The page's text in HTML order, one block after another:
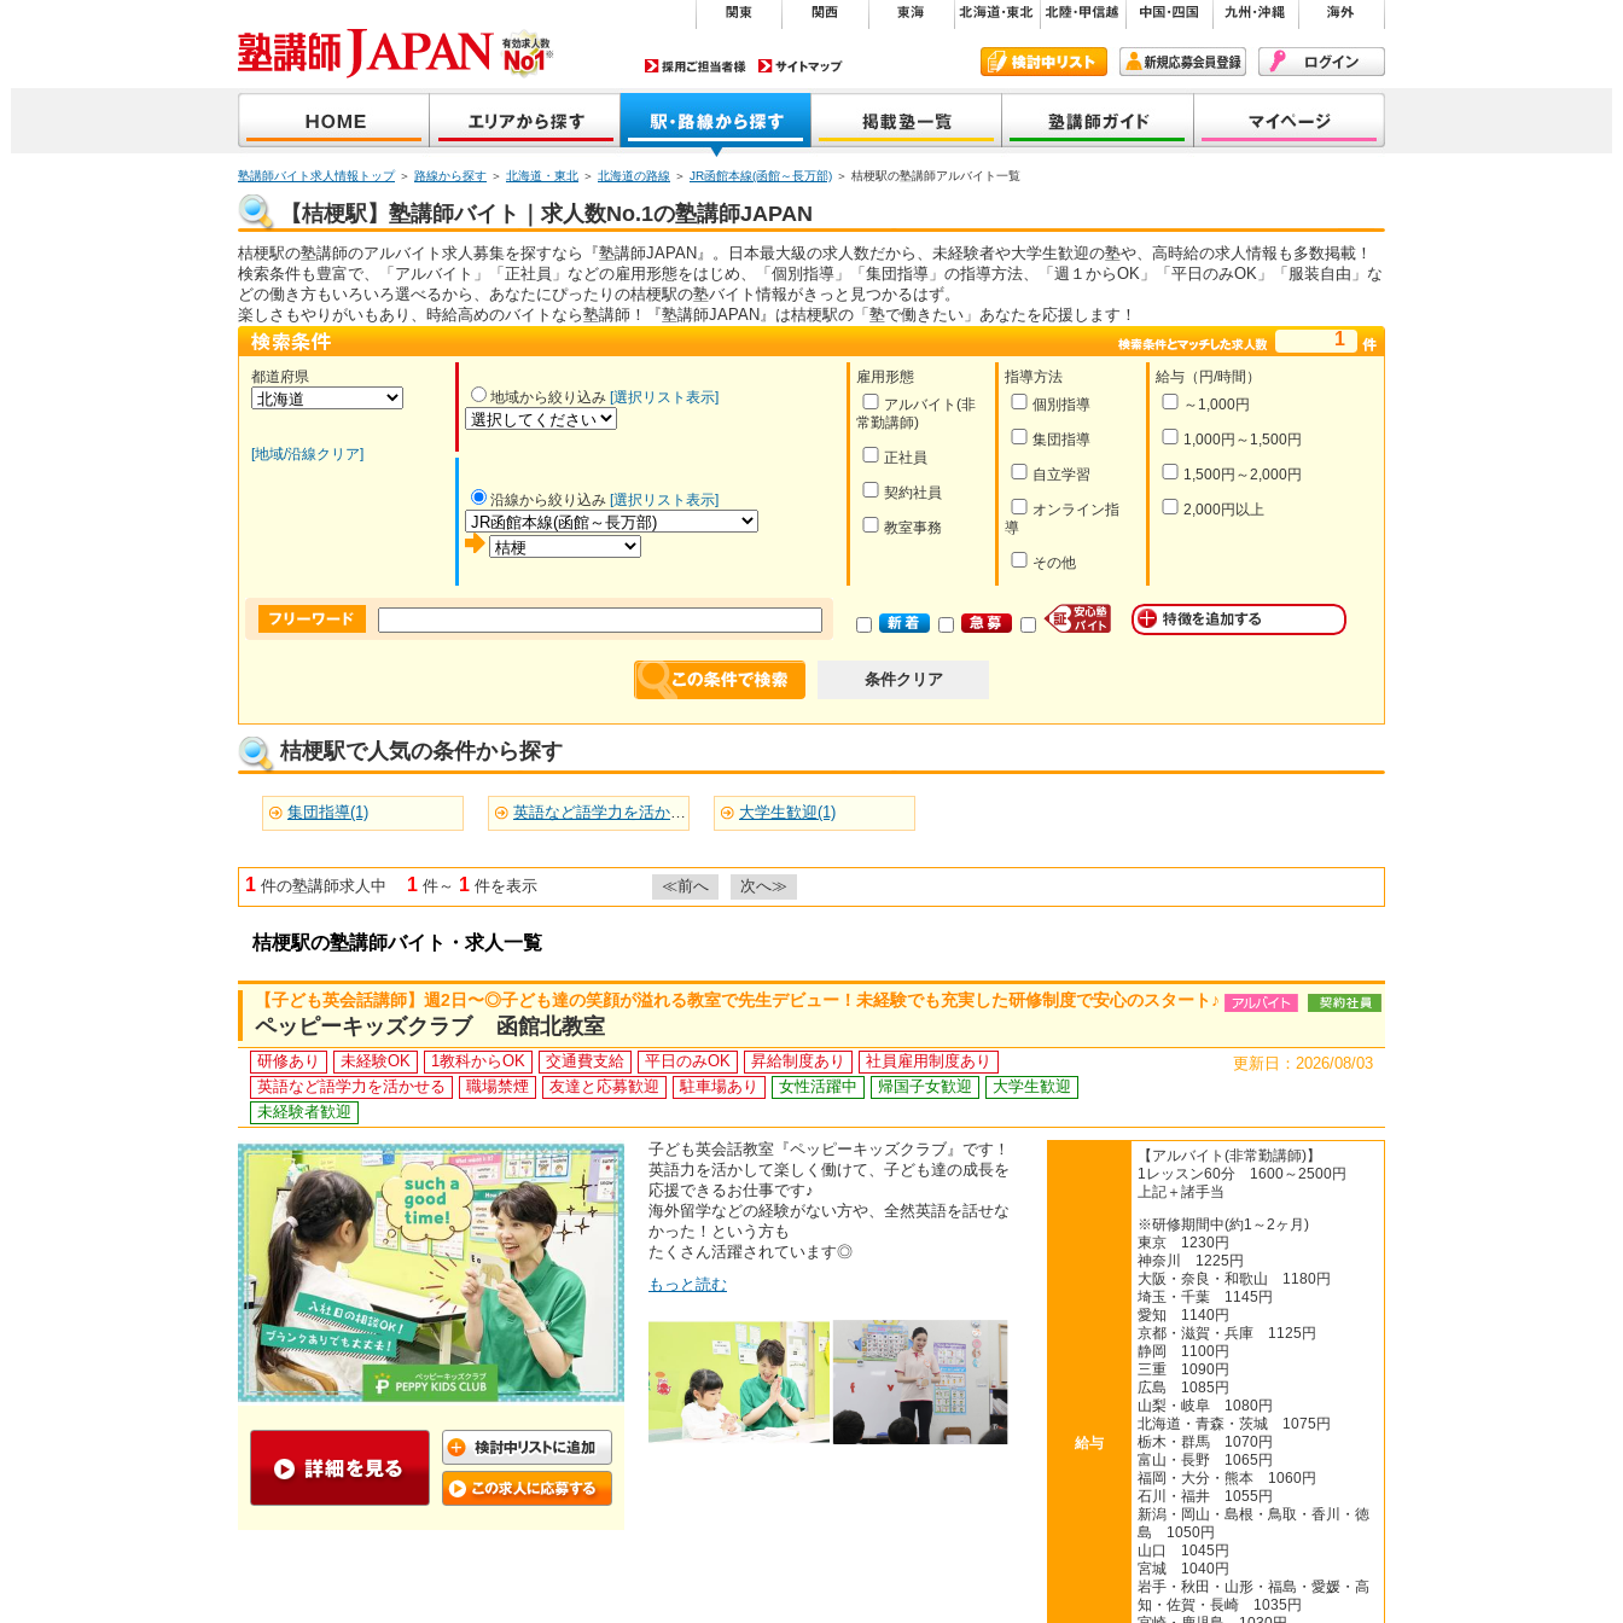
塾講師バイト求人情報トップ＞ 路線から探す ＞ 北海道・東北 ＞ 北海道の路線 ＞ JR函館本線(函館～長万部) ＞ 桔梗駅の塾講師アルバイト一覧
【桔梗駅】塾講師バイト｜求人数No.1の塾講師JAPAN
桔梗駅の塾講師のアルバイト求人募集を探すなら『塾講師JAPAN』。日本最大級の求人数だから、未経験者や大学生歓迎の塾や、高時給の求人情報も多数掲載！
検索条件も豊富で、「アルバイト」「正社員」などの雇用形態をはじめ、「個別指導」「集団指導」の指導方法、「週１からOK」「平日のみOK」「服装自由」な
どの働き方もいろいろ選べるから、あなたにぴったりの桔梗駅の塾バイト情報がきっと見つかるはず。
楽しさもやりがいもあり、時給高めのバイトなら塾講師！『塾講師JAPAN』は桔梗駅の「塾で働きたい」あなたを応援します！
1
都道府県
[地域/沿線クリア]
地域から絞り込み [選択リスト表示]
雇用形態
アルバイト(非
常勤講師)
正社員
契約社員
教室事務
指導方法
個別指導
集団指導
自立学習
オンライン指
導
その他
給与（円/時間）
～1,000円
1,000円～1,500円
1,500円～2,000円
2,000円以上
沿線から絞り込み [選択リスト表示]
条件クリア
桔梗駅で人気の条件から探す
集団指導(1) 英語など語学力を活かせる(1) 大学生歓迎(1)
1 件の塾講師求人中 1 件～ 1 件を表示 ≪前へ 次へ≫
桔梗駅の塾講師バイト・求人一覧
【子ども英会話講師】週2日〜◎子ども達の笑顔が溢れる教室で先生デビュー！未経験でも充実した研修制度で安心のスタート♪
ペッピーキッズクラブ 函館北教室
研修あり 未経験OK 1教科からOK 交通費支給 平日のみOK 昇給制度あり
社員雇用制度あり
英語など語学力を活かせる
職場禁煙 友達と応募歓迎 駐車場あり 女性活躍中 帰国子女歓迎
大学生歓迎
未経験者歓迎
更新日：2026/08/03
子ども英会話教室『ペッピーキッズクラブ』です！
英語力を活かして楽しく働けて、子ども達の成長を
応援できるお仕事です♪
海外留学などの経験がない方や、全然英語を話せな
かった！という方も
たくさん活躍されています◎
もっと読む
給与
【アルバイト(非常勤講師)】
1レッスン60分 1600～2500円
上記＋諸手当
※研修期間中(約1～2ヶ月)
東京 1230円
神奈川 1225円
大阪・奈良・和歌山 1180円
埼玉・千葉 1145円
愛知 1140円
京都・滋賀・兵庫 1125円
静岡 1100円
三重 1090円
広島 1085円
山梨・岐阜 1080円
北海道・青森・茨城 1075円
栃木・群馬 1070円
富山・長野 1065円
福岡・大分・熊本 1060円
石川・福井 1055円
新潟・岡山・島根・鳥取・香川・徳
島 1050円
山口 1045円
宮城 1040円
岩手・秋田・山形・福島・愛媛・高
知・佐賀・長崎 1035円